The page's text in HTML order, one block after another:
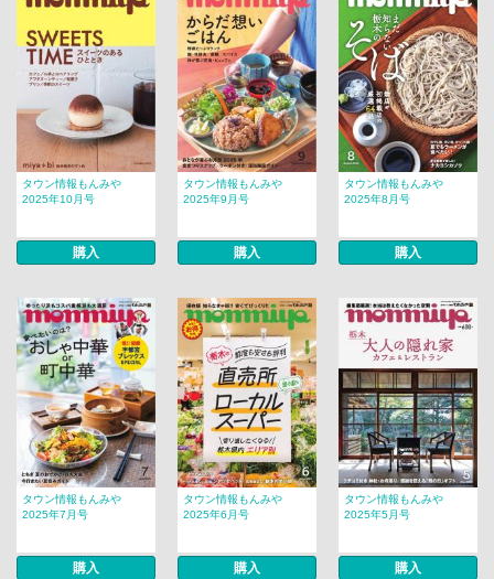
タウン情報もんみや
2025年10月号
購入
タウン情報もんみや
2025年9月号
購入
タウン情報もんみや
2025年8月号
購入
タウン情報もんみや
2025年7月号
購入
タウン情報もんみや
2025年6月号
購入
タウン情報もんみや
2025年5月号
購入